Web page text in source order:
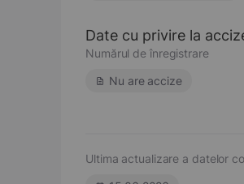
Date cu privire la
Numărul de înregistrare
Nu are accize
Ultima actualizare a datelor